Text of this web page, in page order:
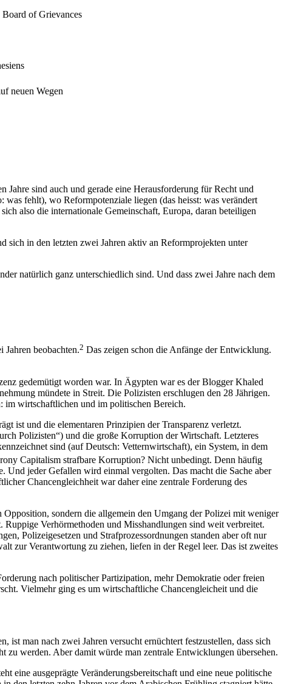
Board of Grievances
neuen Wegen
sind auch und gerade eine Herausforderung für Recht und
fehlt), wo Reformpotenziale liegen (das heisst: was verändert
also die internationale Gemeinschaft, Europa, daran beteiligen
sich in den letzten zwei Jahren aktiv an Reformprojekten unter
natürlich ganz unterschiedlich sind. Und dass zwei Jahre nach dem
beobachten.2 Das zeigen schon die Anfänge der Entwicklung.
gedemütigt worden war. In Ägypten war es der Blogger Khaled
mündete in Streit. Die Polizisten erschlugen den 28 Jährigen.
im wirtschaftlichen und im politischen Bereich.
ist und die elementaren Prinzipien der Transparenz verletzt.
Polizisten“) und die große Korruption der Wirtschaft. Letzteres
sind (auf Deutsch: Vetternwirtschaft), ein System, in dem
Capitalism strafbare Korruption? Nicht unbedingt. Denn häufig
jeder Gefallen wird einmal vergolten. Das macht die Sache aber
Chancengleichheit war daher eine zentrale Forderung des
sondern die allgemein den Umgang der Polizei mit weniger
Verhörmethoden und Misshandlungen sind weit verbreitet.
Polizeigesetzen und Strafprozessordnungen standen aber oft nur
zur Verantwortung zu ziehen, liefen in der Regel leer. Das ist zweites
nach politischer Partizipation, mehr Demokratie oder freien
Vielmehr ging es um wirtschaftliche Chancengleicheit und die
man nach zwei Jahren versucht ernüchtert festzustellen, dass sich
zu werden. Aber damit würde man zentrale Entwicklungen übersehen.
eine ausgeprägte Veränderungsbereitschaft und eine neue politische